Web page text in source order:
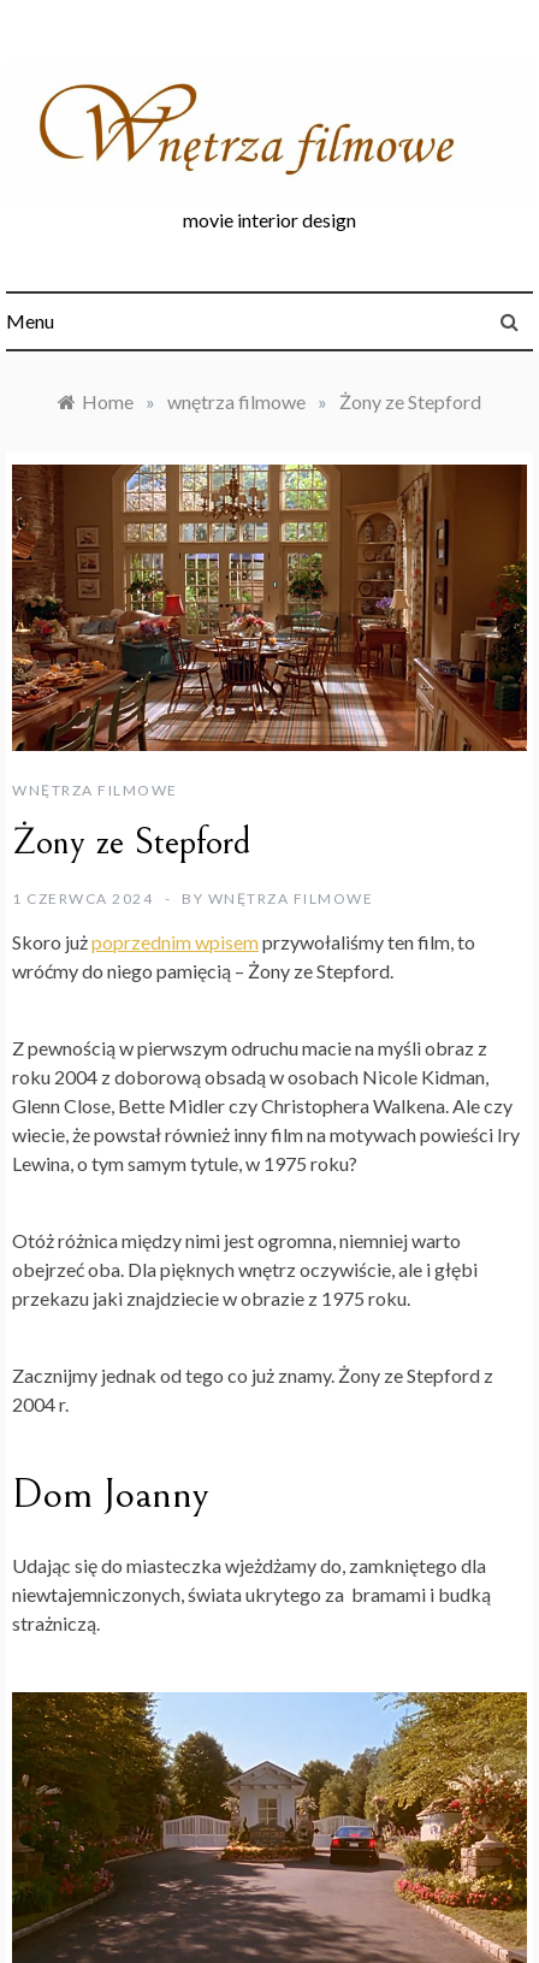
movie interior design
Menu
Home » wnętrza filmowe » Żony ze Stepford
WNĘTRZA FILMOWE
Żony ze Stepford
1 CZERWCA 2024 BY WNĘTRZA FILMOWE
Skoro jużpoprzednim wpisemprzywołaliśmy ten film, to
wróćmy do niego pamięcią – Żony ze Stepford.
Z pewnością w pierwszym odruchu macie na myśli obraz z
roku 2004 z doborową obsadą w osobach Nicole Kidman,
Glenn Close, Bette Midler czy Christophera Walkena. Ale czy
wiecie, że powstał również inny film na motywach powieści Iry
Lewina, o tym samym tytule, w 1975 roku?
Otóż różnica między nimi jest ogromna, niemniej warto
obejrzeć oba. Dla pięknych wnętrz oczywiście, ale i głębi
przekazu jaki znajdziecie w obrazie z 1975 roku.
Zacznijmy jednak od tego co już znamy. Żony ze Stepford z
2004 r.
Dom Joanny
Udając się do miasteczka wjeżdżamy do, zamkniętego dla
niewtajemniczonych, świata ukrytego za bramami i budką
strażniczą.